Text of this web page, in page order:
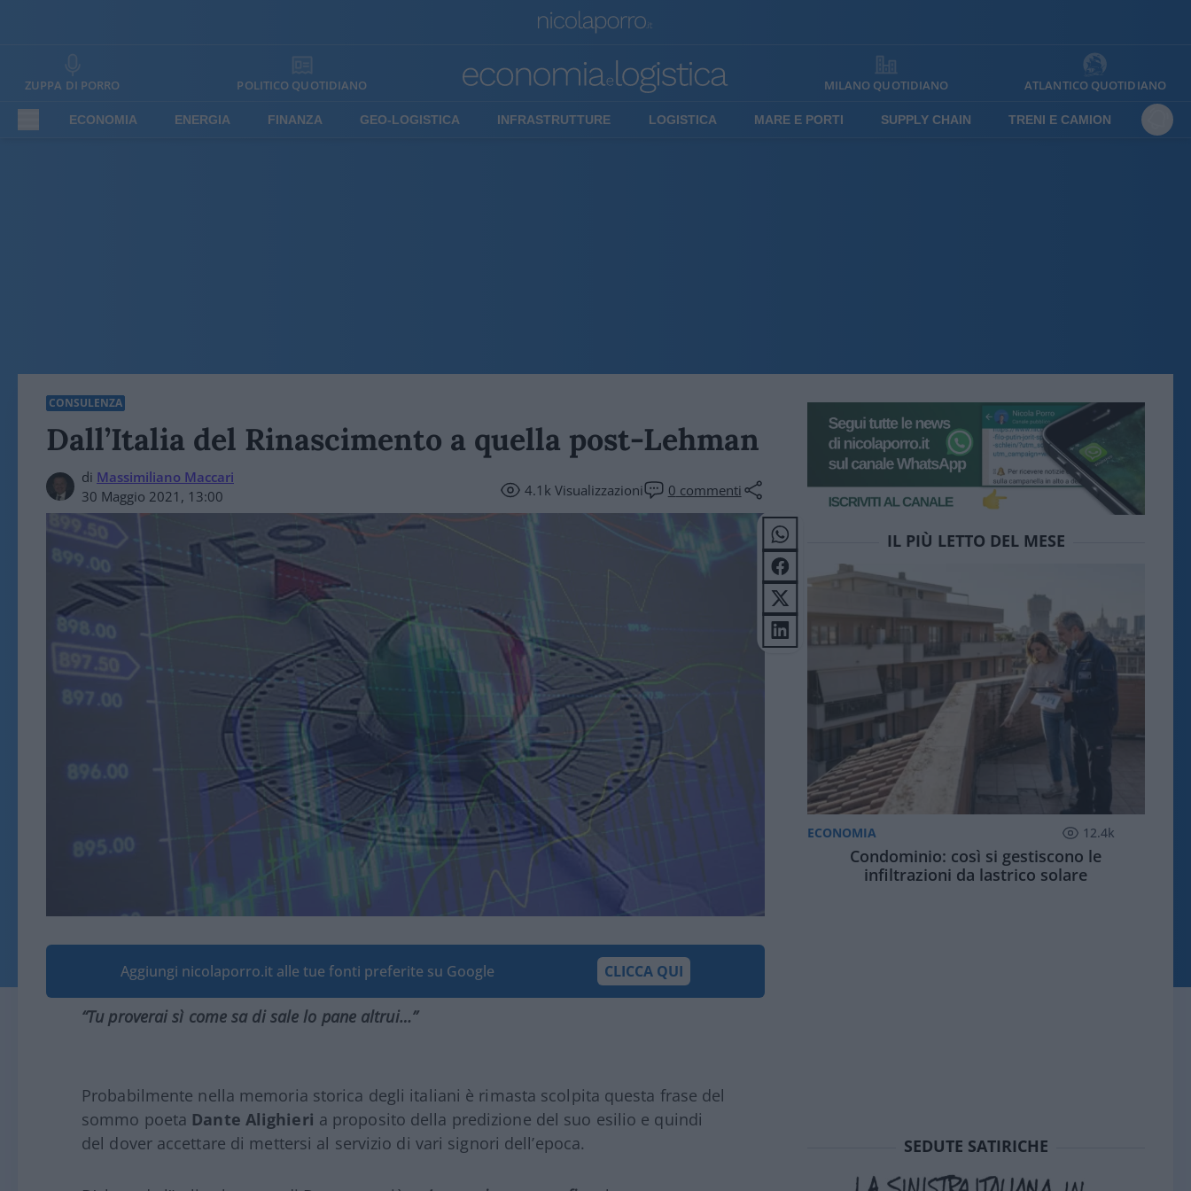
ZUPPA DI PORRO POLITICO QUOTIDIANO MILANO QUOTIDIANO ATLANTICO QUOTIDIANO
ECONOMIA ENERGIA FINANZA GEO-LOGISTICA INFRASTRUTTURE LOGISTICA MARE E PORTI SUPPLY CHAIN TRENI E CAMION
CONSULENZA
Dall’Italia del Rinascimento a quella post-Lehman
di Massimiliano Maccari
30 Maggio 2021, 13:00
4.1kVisualizzazioni 0 commenti
Aggiungi nicolaporro.it alle tue fonti preferite su Google CLICCA QUI
“Tu proverai sì come sa di sale lo pane altrui…”
Probabilmente nella memoria storica degli italiani è rimasta scolpita questa frase del
sommo poeta Dante Alighieri a proposito della predizione del suo esilio e quindi
del dover accettare di mettersi al servizio di vari signori dell’epoca.
IL PIÙ LETTO DEL MESE
ECONOMIA 12.4k
Condominio: così si gestiscono le
infiltrazioni da lastrico solare
SEDUTE SATIRICHE